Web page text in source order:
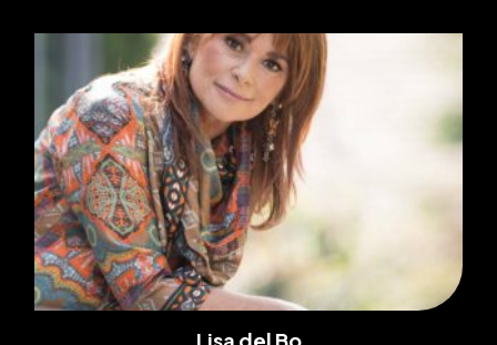
Lisa del Bo